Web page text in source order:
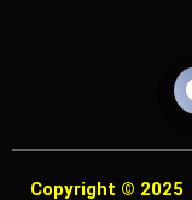
Copyright © 2025